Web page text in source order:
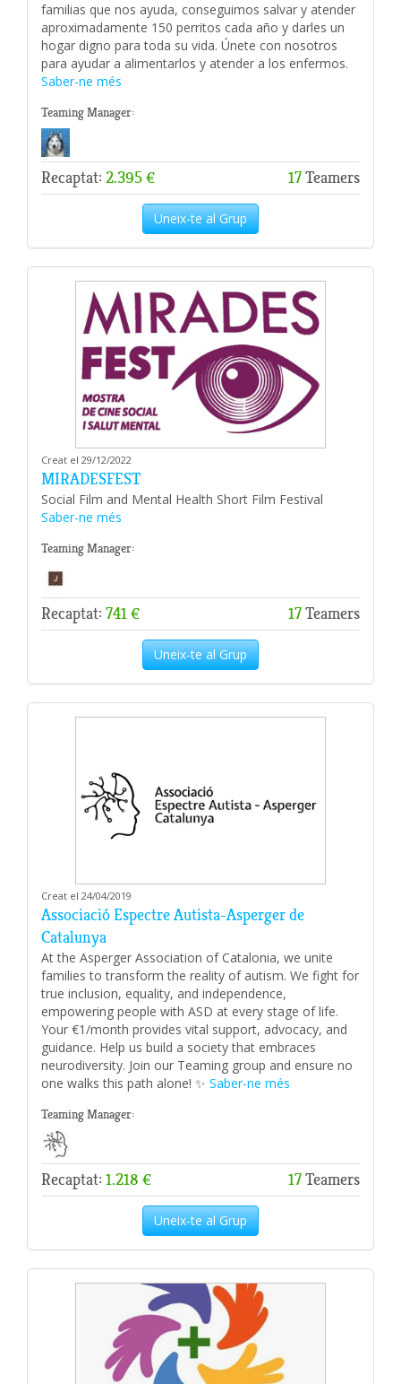
familias que nos ayuda, conseguimos salvar y atender
aproximadamente 150 perritos cada año y darles un
hogar digno para toda su vida. Únete con nosotros
para ayudar a alimentarlos y atender a los enfermos.
Saber-ne més
Teaming Manager:
Recaptat: 2.395 € 17Teamers
Uneix-te al Grup
Creat el 29/12/2022
MIRADESFEST
Social Film and Mental Health Short Film Festival
Saber-ne més
Teaming Manager:
Recaptat: 741 € 17Teamers
Uneix-te al Grup
Creat el 24/04/2019
Associació Espectre Autista-Asperger de
Catalunya
At the Asperger Association of Catalonia, we unite
families to transform the reality of autism. We fight for
true inclusion, equality, and independence,
empowering people with ASD at every stage of life.
Your €1/month provides vital support, advocacy, and
guidance. Help us build a society that embraces
neurodiversity. Join our Teaming group and ensure no
one walks this path alone! ✨ Saber-ne més
Teaming Manager:
Recaptat: 1.218 € 17Teamers
Uneix-te al Grup